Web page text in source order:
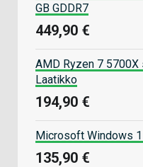
GB GDDR7
449,90 €
AMD Ryzen 7 5700X
Laatikko
194,90 €
Microsoft Windows
135,90 €